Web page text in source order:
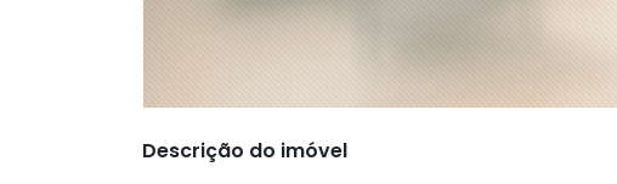
Descrição do imóvel